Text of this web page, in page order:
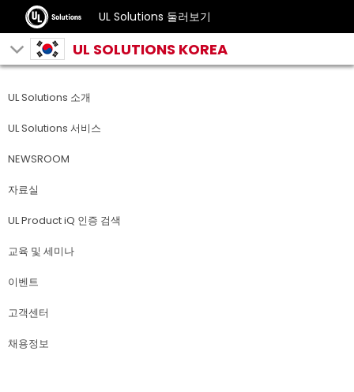
UL Solutions 둘러보기
UL SOLUTIONS KOREA
UL Solutions 소개
UL Solutions 서비스
NEWSROOM
자료실
UL Product iQ 인증 검색
교육 및 세미나
이벤트
고객센터
채용정보